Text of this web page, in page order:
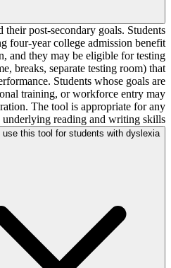
their post-secondary goals. Students
four-year college admission benefit
and they may be eligible for testing
breaks, separate testing room) that
Students whose goals are
training, or workforce entry may
The tool is appropriate for any
reading and writing skills.
use this tool for students with dyslexia?